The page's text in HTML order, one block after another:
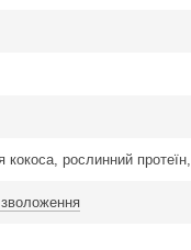
кокоса, рослинний